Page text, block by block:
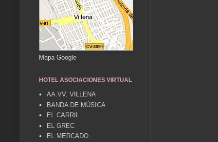
Mapa Google
HOTEL ASOCIACIONES VIRTUAL
AA.VV. VILLENA
BANDA DE MÚSICA
EL CARRIL
EL GREC
EL MERCADO